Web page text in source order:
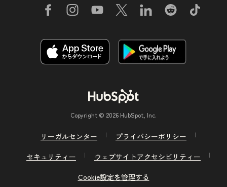
Copyright © 2026 HubSpot, Inc.
リーガルセンター
プライバシーポリシー
セキュリティー
ウェブサイトアクセシビリティー
Cookie設定を管理する